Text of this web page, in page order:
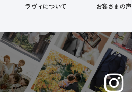
ラヴィについて お客さまの声